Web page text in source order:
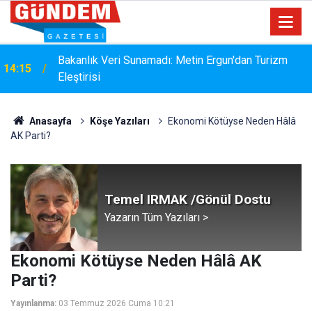
14:15
Bakanlık Veri Sunamadı: Metin Ergun'dan Turizm
Eleştirisi
Anasayfa Köşe Yazıları
Ekonomi Kötüyse Neden Hâlâ
AK Parti?
Temel IRMAK /Gönül Dostu
Yazarın Tüm Yazıları >
Ekonomi Kötüyse Neden Hâlâ AK
Parti?
Yayınlanma: 03 Temmuz 2026 Cuma 10:21